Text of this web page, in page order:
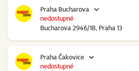
Praha Bucharova
Bucharova 2946/18, Praha 13
nedostupné
Praha Čakovice
nedostupné